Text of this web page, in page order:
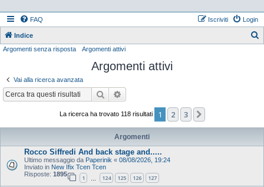
FAQ Login
Iscriviti
Indice
Argomenti senza risposta Argomenti attivi
Argomenti attivi
Vai alla ricerca avanzata
Cerca
La ricerca ha trovato 118 risultati 1 2 3
Argomenti
Rocco Siffredi And back stage and.....
Ultimo messaggio da Paperinik « 08/08/2026, 19:24
Inviato in New Ifix Tcen Tcen
Risposte: 1895
1 124 125 126 127